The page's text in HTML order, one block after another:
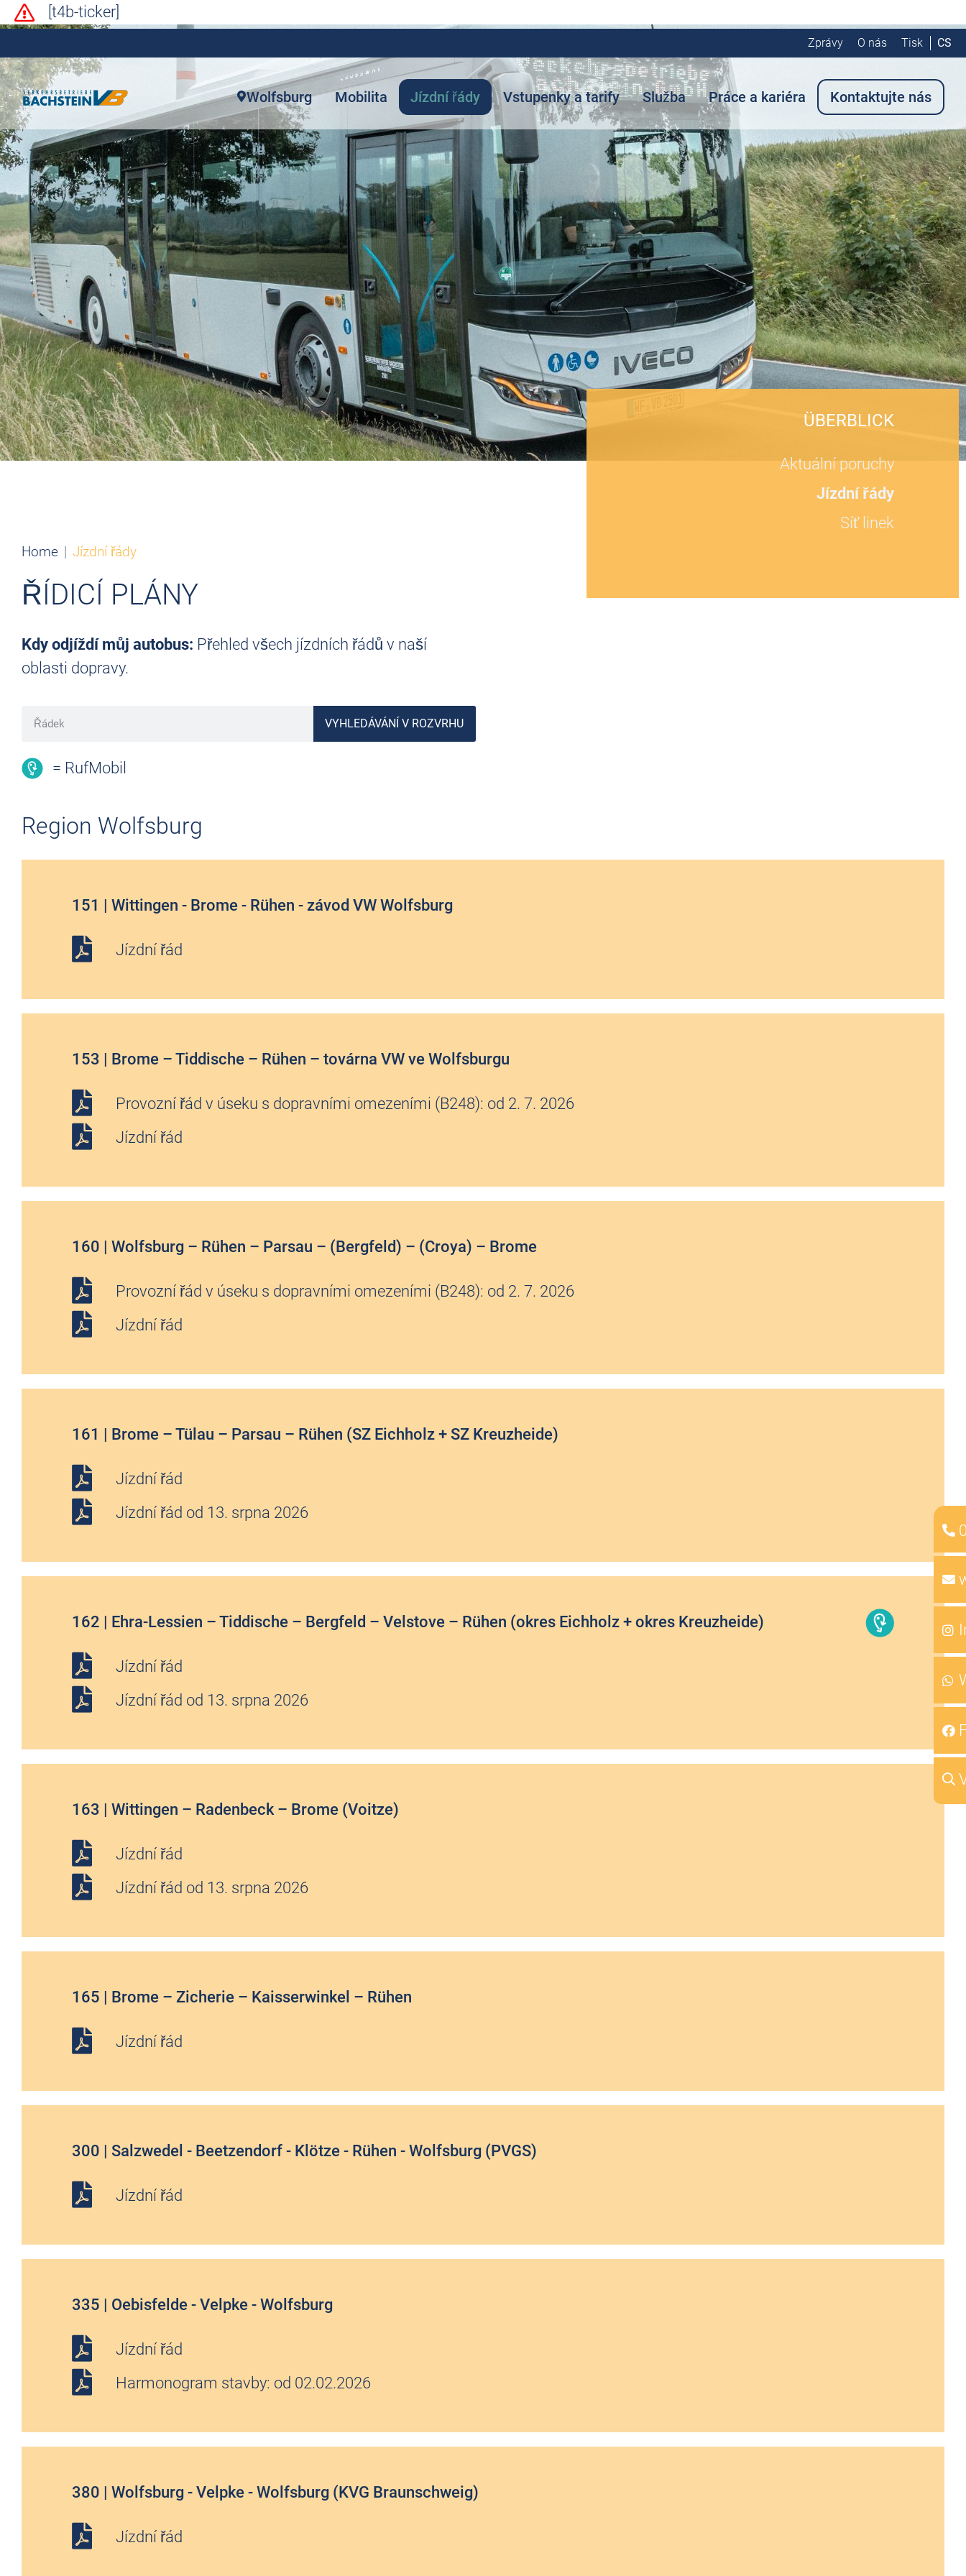
[t4b-ticker]
Zprávy O nás Tisk CS
Wolfsburg Mobilita Jízdní řády Vstupenky a tarify Služba Práce a kariéra Kontaktujte nás
ÜBERBLICK
Aktuální poruchy
Jízdní řády
Síť linek
Home Jízdní řády
ŘÍDICÍ PLÁNY
Kdy odjíždí můj autobus: Přehled všech jízdních řádů v naší
oblasti dopravy.
VYHLEDÁVÁNÍ V ROZVRHU
= RufMobil
Region Wolfsburg
151 | Wittingen - Brome - Rühen - závod VW Wolfsburg
Jízdní řád
153 | Brome – Tiddische – Rühen – továrna VW ve Wolfsburgu
Provozní řád v úseku s dopravními omezeními (B248): od 2. 7. 2026
Jízdní řád
160 | Wolfsburg – Rühen – Parsau – (Bergfeld) – (Croya) – Brome
Provozní řád v úseku s dopravními omezeními (B248): od 2. 7. 2026
Jízdní řád
161 | Brome – Tülau – Parsau – Rühen (SZ Eichholz + SZ Kreuzheide)
Jízdní řád
Jízdní řád od 13. srpna 2026
162 | Ehra-Lessien – Tiddische – Bergfeld – Velstove – Rühen (okres Eichholz + okres Kreuzheide)
Jízdní řád
Jízdní řád od 13. srpna 2026
163 | Wittingen – Radenbeck – Brome (Voitze)
Jízdní řád
Jízdní řád od 13. srpna 2026
165 | Brome – Zicherie – Kaisserwinkel – Rühen
Jízdní řád
300 | Salzwedel - Beetzendorf - Klötze - Rühen - Wolfsburg (PVGS)
Jízdní řád
335 | Oebisfelde - Velpke - Wolfsburg
Jízdní řád
Harmonogram stavby: od 02.02.2026
380 | Wolfsburg - Velpke - Wolfsburg (KVG Braunschweig)
Jízdní řád